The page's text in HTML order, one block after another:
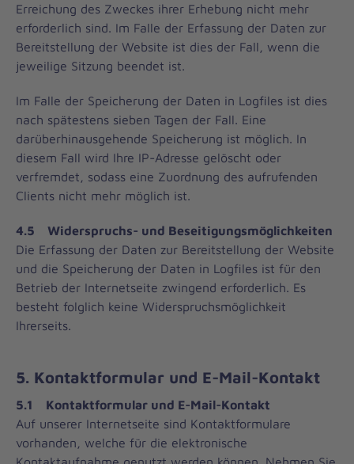
Erreichung des Zweckes ihrer Erhebung nicht mehr
erforderlich sind. Im Falle der Erfassung der Daten zur
Bereitstellung der Website ist dies der Fall, wenn die
jeweilige Sitzung beendet ist.
Im Falle der Speicherung der Daten in Logfiles ist dies
nach spätestens sieben Tagen der Fall. Eine
darüberhinausgehende Speicherung ist möglich. In
diesem Fall wird Ihre IP-Adresse gelöscht oder
verfremdet, sodass eine Zuordnung des aufrufenden
Clients nicht mehr möglich ist.
4.5 Widerspruchs- und Beseitigungsmöglichkeiten
Die Erfassung der Daten zur Bereitstellung der Website
und die Speicherung der Daten in Logfiles ist für den
Betrieb der Internetseite zwingend erforderlich. Es
besteht folglich keine Widerspruchsmöglichkeit
Ihrerseits.
5. Kontaktformular und E-Mail-Kontakt
5.1 Kontaktformular und E-Mail-Kontakt
Auf unserer Internetseite sind Kontaktformulare
vorhanden, welche für die elektronische